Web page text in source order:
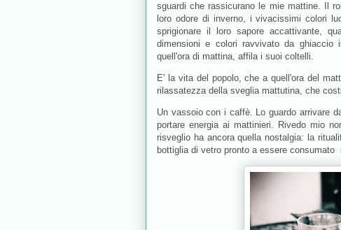
sguardi che rassicurano le mie mattine. Il
loro odore di inverno, i vivacissimi colori
sprigionare il loro sapore accattivante,
dimensioni e colori ravvivato da
quell'ora di mattina, affila i suoi coltelli.
E' la vita del popolo, che a quell'ora del
rilassatezza della sveglia mattutina, che
Un vassoio con i caffè. Lo guardo arrivare
portare energia ai mattinieri. Rivedo mio
risveglio ha ancora quella nostalgia: la
bottiglia di vetro pronto a essere